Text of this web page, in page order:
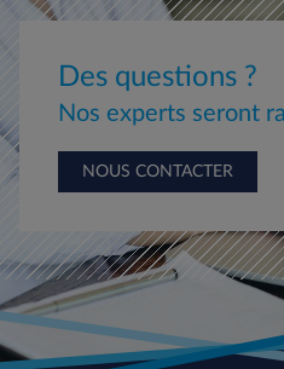
Des questions ?
Nos experts seront
NOUS CONTACTER